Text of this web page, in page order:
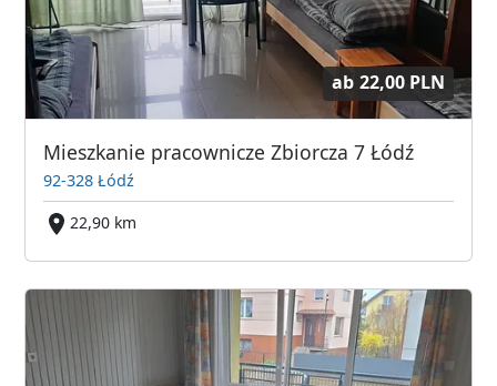
ab 22,00 PLN
Mieszkanie pracownicze Zbiorcza 7 Łódź
92-328 Łódź
22,90 km